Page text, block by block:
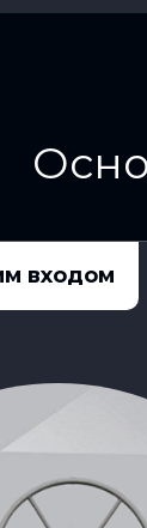
входом